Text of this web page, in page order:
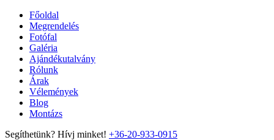
Főoldal
Megrendelés
Fotófal
Galéria
Ajándékutalvány
Rólunk
Árak
Vélemények
Blog
Montázs
Segíthetünk? Hívj minket! +36-20-933-0915